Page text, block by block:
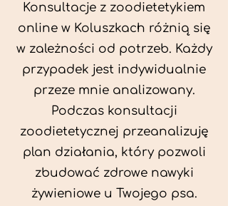
Konsultacje z zoodietetykiem
online w Koluszkach różnią się
w zależności od potrzeb. Każdy
przypadek jest indywidualnie
przeze mnie analizowany.
Podczas konsultacji
zoodietetycznej przeanalizuję
plan działania, który pozwoli
zbudować zdrowe nawyki
żywieniowe u Twojego psa.